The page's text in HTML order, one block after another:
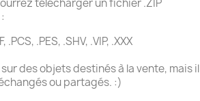
télécharger un fichier .ZIP
.PCS, .PES, .SHV, .VIP, .XXX
des objets destinés à la vente, mais il
ou partagés. :)